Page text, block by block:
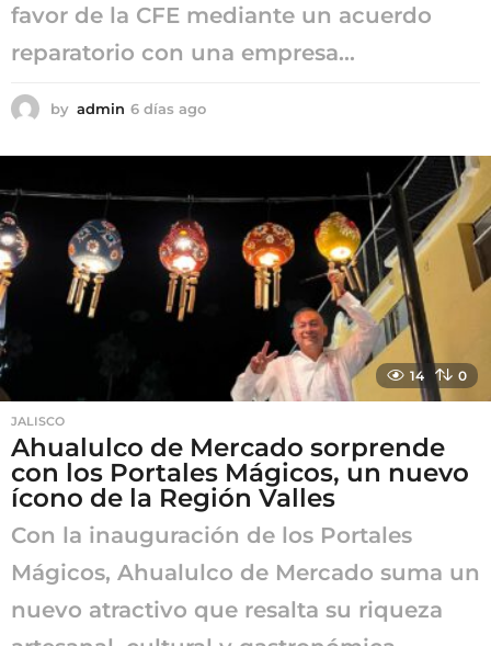
favor de la CFE mediante un acuerdo
reparatorio con una empresa...
by admin 6 días ago
o
14 0
JALISCO
Ahualulco de Mercado sorprende
con los Portales Mágicos, un nuevo
ícono de la Región Valles
Con la inauguración de los Portales
Mágicos, Ahualulco de Mercado suma un
nuevo atractivo que resalta su riqueza